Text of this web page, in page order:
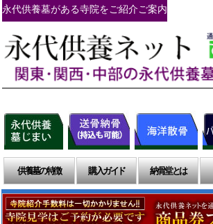
永代供養墓がある寺院をご紹介ご案内
供養墓の特徴 購入ガイド 納骨堂とは